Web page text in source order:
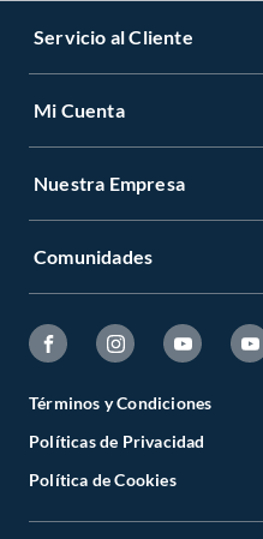
Servicio al Cliente
Mi Cuenta
Nuestra Empresa
Comunidades
Términos y Condiciones
Políticas de Privacidad
Política de Cookies